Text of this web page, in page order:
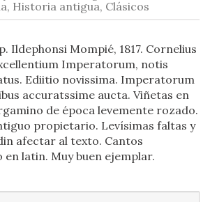
Historia antigua, Clásicos
Ildephonsi Mompié, 1817. Cornelius
Imperatorum, notis
Ediitio novissima. Imperatorum
accuratssime aucta. Viñetas en
de época levemente rozado.
propietario. Levísimas faltas y
afectar al texto. Cantos
latin. Muy buen ejemplar.